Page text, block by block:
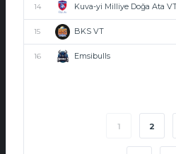
14 Kuva-yi Milliye Doğa Ata
15 BKS VT
16 Emsibulls
1 2